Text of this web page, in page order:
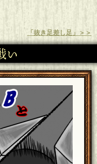
「抜き足差し足」＞＞
い